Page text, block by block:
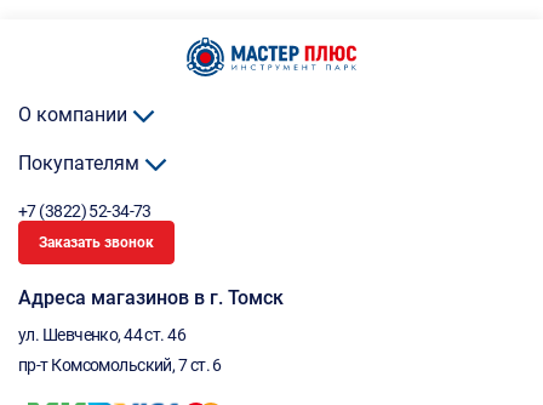
О компании
Покупателям
+7 (3822) 52-34-73
Заказать звонок
Адреса магазинов в г. Томск
ул. Шевченко, 44 ст. 46
пр-т Комсомольский, 7 ст. 6